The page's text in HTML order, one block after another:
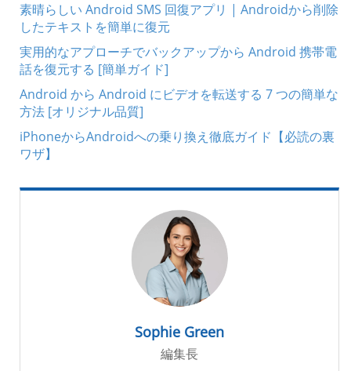
素晴らしい Android SMS 回復アプリ | Androidから削除
したテキストを簡単に復元
実用的なアプローチでバックアップから Android 携帯電
話を復元する [簡単ガイド]
Android から Android にビデオを転送する 7 つの簡単な
方法 [オリジナル品質]
iPhoneからAndroidへの乗り換え徹底ガイド【必読の裏
ワザ】
Sophie Green
編集長